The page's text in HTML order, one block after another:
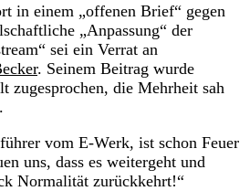
in einem „offenen Brief“ gegen
„Anpassung“ der
sei ein Verrat an
. Seinem Beitrag wurde
zugesprochen, die Mehrheit sah
vom E-Werk, ist schon Feuer
uns, dass es weitergeht und
Normalität zurückkehrt!“